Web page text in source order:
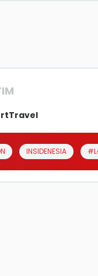
Travel
INSIDENESIA